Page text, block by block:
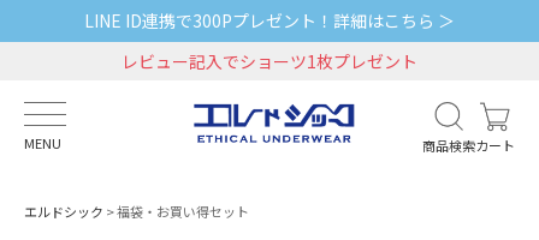
LINE ID連携で300Pプレゼント！詳細はこちら ＞
レビュー記入でショーツ1枚プレゼント
MENU 商品検索カート
エルドシック 福袋・お買い得セット